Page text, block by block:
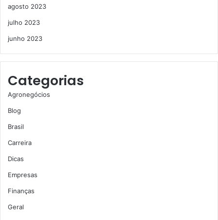
agosto 2023
julho 2023
junho 2023
Categorias
Agronegócios
Blog
Brasil
Carreira
Dicas
Empresas
Finanças
Geral